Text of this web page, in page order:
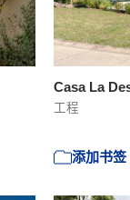
Casa La
工程
添加书签